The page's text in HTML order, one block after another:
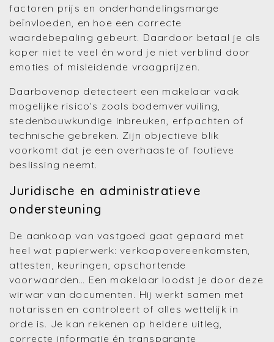
factoren prijs en onderhandelingsmarge
beïnvloeden, en hoe een correcte
waardebepaling gebeurt. Daardoor betaal je als
koper niet te veel én word je niet verblind door
emoties of misleidende vraagprijzen.
Daarbovenop detecteert een makelaar vaak
mogelijke risico’s zoals bodemvervuiling,
stedenbouwkundige inbreuken, erfpachten of
technische gebreken. Zijn objectieve blik
voorkomt dat je een overhaaste of foutieve
beslissing neemt.
Juridische en administratieve
ondersteuning
De aankoop van vastgoed gaat gepaard met
heel wat papierwerk: verkoopovereenkomsten,
attesten, keuringen, opschortende
voorwaarden… Een makelaar loodst je door deze
wirwar van documenten. Hij werkt samen met
notarissen en controleert of alles wettelijk in
orde is. Je kan rekenen op heldere uitleg,
correcte informatie én transparante